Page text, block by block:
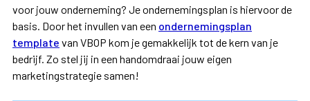
voor jouw onderneming? Je ondernemingsplan is hiervoor de
basis. Door het invullen van een ondernemingsplan
template van VBOP kom je gemakkelijk tot de kern van je
bedrijf. Zo stel jij in een handomdraai jouw eigen
marketingstrategie samen!